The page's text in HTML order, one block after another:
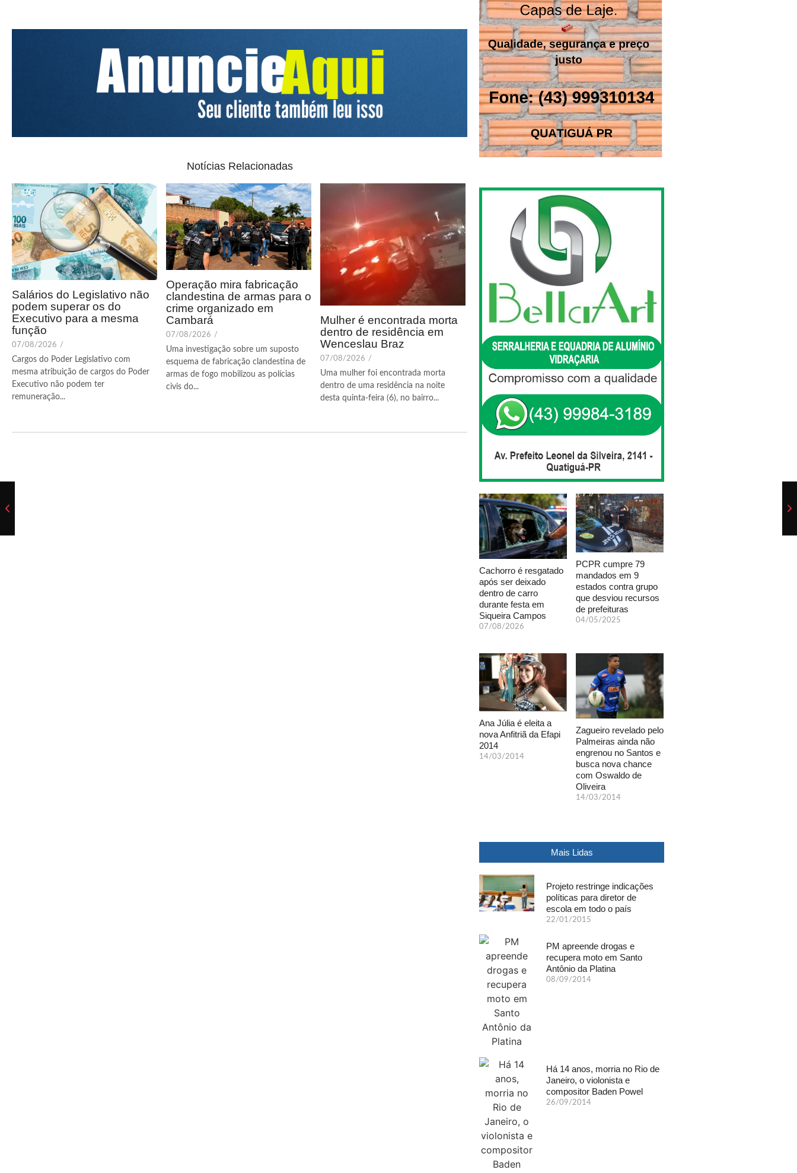
Notícias Relacionadas
Salários do Legislativo não
podem superar os do
Executivo para a mesma
função
07/08/2026 /
Cargos do Poder Legislativo com
mesma atribuição de cargos do Poder
Executivo não podem ter
remuneração...
Operação mira fabricação
clandestina de armas para o
crime organizado em
Cambará
07/08/2026 /
Uma investigação sobre um suposto
esquema de fabricação clandestina de
armas de fogo mobilizou as polícias
civis do...
Mulher é encontrada morta
dentro de residência em
Wenceslau Braz
07/08/2026 /
Uma mulher foi encontrada morta
dentro de uma residência na noite
desta quinta-feira (6), no bairro...
Cachorro é resgatado
após ser deixado
dentro de carro
durante festa em
Siqueira Campos
07/08/2026
PCPR cumpre 79
mandados em 9
estados contra grupo
que desviou recursos
de prefeituras
04/05/2025
Ana Júlia é eleita a
nova Anfitriã da Efapi
2014
14/03/2014
Zagueiro revelado pelo
Palmeiras ainda não
engrenou no Santos e
busca nova chance
com Oswaldo de
Oliveira
14/03/2014
Mais Lidas
Projeto restringe indicações
políticas para diretor de
escola em todo o país
22/01/2015
PM apreende drogas e
recupera moto em Santo
Antônio da Platina
08/09/2014
Há 14 anos, morria no Rio de
Janeiro, o violonista e
compositor Baden Powel
26/09/2014